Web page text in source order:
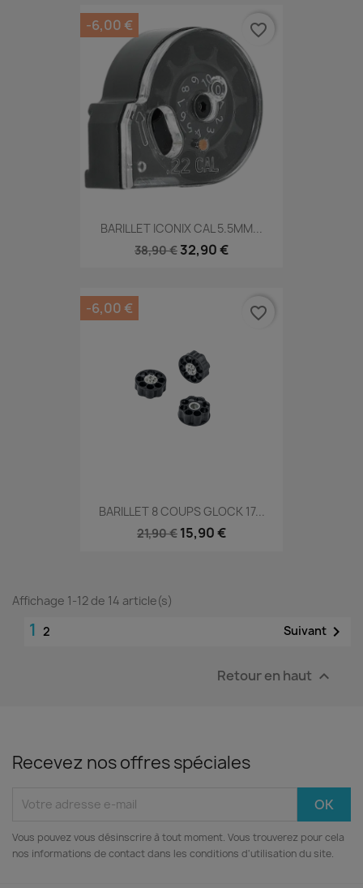
BARILLET ICONIX CAL 5.5MM...
38,90 € 32,90 €
-6,00 € favorite_border
BARILLET 8 COUPS GLOCK 17...
21,90 € 15,90 €
-6,00 € favorite_border
Affichage 1-12 de 14 article(s)
1 2 Suivant 
Retour en haut 
Recevez nos offres spéciales
Vous pouvez vous désinscrire à tout moment. Vous trouverez pour cela
nos informations de contact dans les conditions d'utilisation du site.